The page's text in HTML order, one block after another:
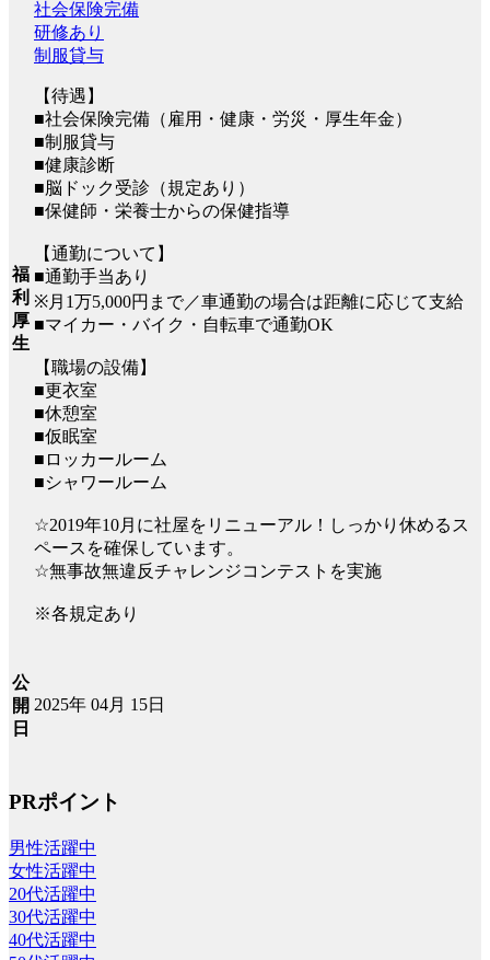
福
利
厚
生
社会保険完備
研修あり
制服貸与
【待遇】
■社会保険完備（雇用・健康・労災・厚生年金）
■制服貸与
■健康診断
■脳ドック受診（規定あり）
■保健師・栄養士からの保健指導
【通勤について】
■通勤手当あり
※月1万5,000円まで／車通勤の場合は距離に応じて支給
■マイカー・バイク・自転車で通勤OK
【職場の設備】
■更衣室
■休憩室
■仮眠室
■ロッカールーム
■シャワールーム
☆2019年10月に社屋をリニューアル！しっかり休めるス
ペースを確保しています。
☆無事故無違反チャレンジコンテストを実施
※各規定あり
公
開
日
2025年 04月 15日
PRポイント
男性活躍中
女性活躍中
20代活躍中
30代活躍中
40代活躍中